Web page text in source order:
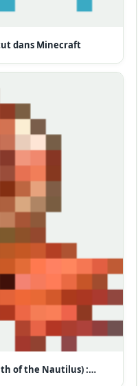
dans Minecraft
of the Nautilus) :…